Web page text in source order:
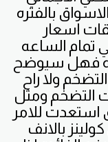
بالفتره
اسعار
الساعه
فهل سيوضح
ولا راح
التضخم ومثل
استعدت للامر
بالانف